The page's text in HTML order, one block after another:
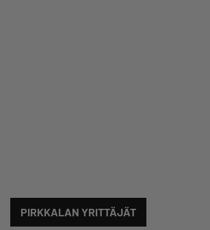
PIRKKALAN YRITTÄJÄT